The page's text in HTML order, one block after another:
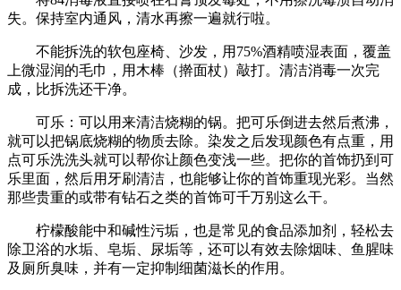
失。保持室内通风，清水再擦一遍就行啦。
不能拆洗的软包座椅、沙发，用75%酒精喷湿表面，覆盖
上微湿润的毛巾，用木棒（擀面杖）敲打。清洁消毒一次完
成，比拆洗还干净。
可乐：可以用来清洁烧糊的锅。把可乐倒进去然后煮沸，
就可以把锅底烧糊的物质去除。染发之后发现颜色有点重，用
点可乐洗洗头就可以帮你让颜色变浅一些。把你的首饰扔到可
乐里面，然后用牙刷清洁，也能够让你的首饰重现光彩。当然
那些贵重的或带有钻石之类的首饰可千万别这么干。
柠檬酸能中和碱性污垢，也是常见的食品添加剂，轻松去
除卫浴的水垢、皂垢、尿垢等，还可以有效去除烟味、鱼腥味
及厕所臭味，并有一定抑制细菌滋长的作用。